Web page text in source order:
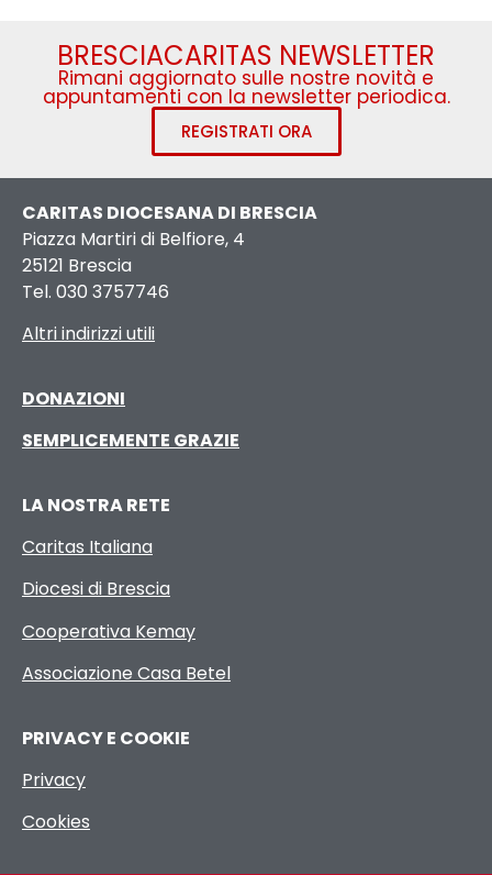
BRESCIACARITAS NEWSLETTER
Rimani aggiornato sulle nostre novità e
appuntamenti con la newsletter periodica.
REGISTRATI ORA
CARITAS DIOCESANA DI BRESCIA
Piazza Martiri di Belfiore, 4
25121 Brescia
Tel. 030 3757746
Altri indirizzi utili
DONAZIONI
SEMPLICEMENTE GRAZIE
LA NOSTRA RETE
Caritas Italiana
Diocesi di Brescia
Cooperativa Kemay
Associazione Casa Betel
PRIVACY E COOKIE
Privacy
Cookies